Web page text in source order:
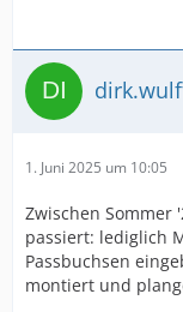
1. Juni 2025 um 10:05
Zwischen Sommer
passiert: lediglich
Passbuchsen
montiert und